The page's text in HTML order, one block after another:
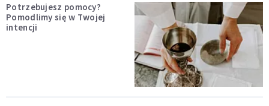
Potrzebujesz pomocy?
Pomodlimy się w Twojej
intencji